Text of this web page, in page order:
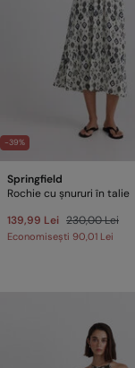
-39%
Springfield
Rochie cu șnururi în talie
139,99 Lei 230,00 Lei
Economisești 90,01 Lei